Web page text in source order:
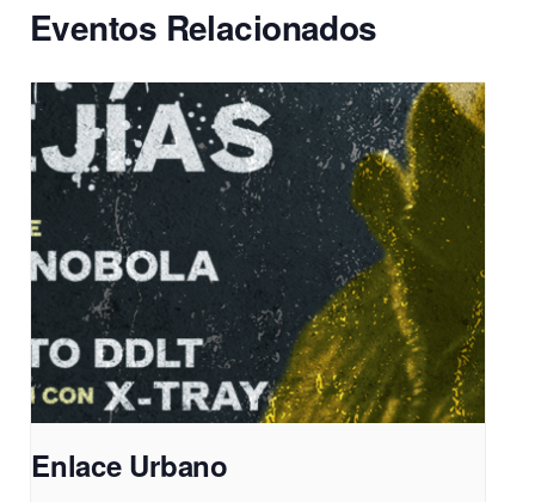
Eventos Relacionados
Enlace Urbano